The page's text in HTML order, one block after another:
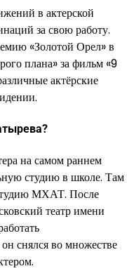
в актерской
за свою работу.
«Золотой Орел» в
плана» за фильм «9
актёрские
на самом раннем
студию в школе. Там
МХАТ. После
театр имени
снялся во множестве